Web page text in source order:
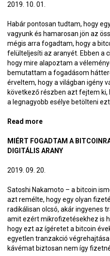
2019. 10. 01.
Habár pontosan tudtam, hogy
vagyunk és hamarosan jön az
mégis arra fogadtam, hogy a
felülteljesíti az aranyét. Ebben a
hogy mire alapoztam a
bemutattam a fogadásom
érveltem, hogy a világban igény
következő részben azt fejtem
a legnagyobb esélye betölteni
Read more
MIÉRT FOGADTAM A
DIGITÁLIS ARANY
2019. 09. 20.
Satoshi Nakamoto – a bitcoin
azt remélte, hogy egy olyan
radikálisan olcsó, akár ingyenes
amit ezért mikrofizetésekhez is
hogy ezt az ígéretet a bitcoin
egyetlen tranzakció
kávémat biztosan nem így